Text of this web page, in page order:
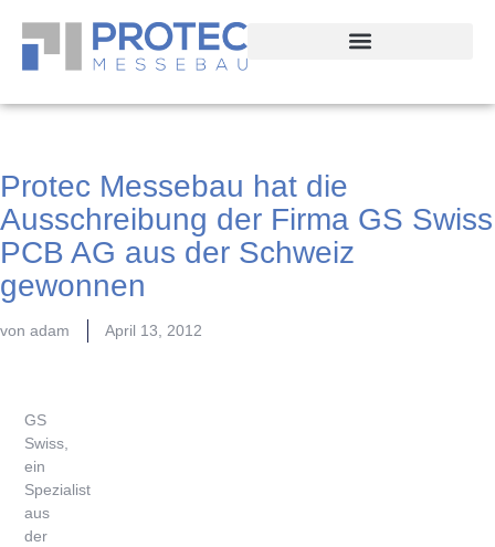
Protec Messebau hat die
Ausschreibung der Firma GS Swiss
PCB AG aus der Schweiz
gewonnen
von adam April 13, 2012
GS
Swiss,
ein
Spezialist
aus
der